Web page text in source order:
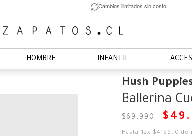
Cambios ilimitados sin costo
HOMBRE INFANTIL
Hush Puppies
Ballerina
$69.990 $ 49 .
Hasta 12x $4166 ,0 de